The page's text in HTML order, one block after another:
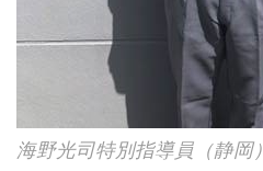
海野光司特別指導員（静岡）